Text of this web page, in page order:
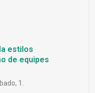
estilos
de equipes
1.